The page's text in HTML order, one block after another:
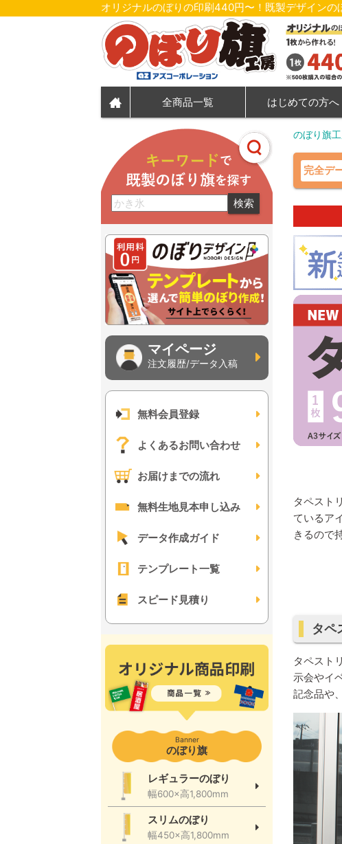
オリジナルのぼりの印刷440円〜！既製デザインの
全商品一覧 はじめての方へ
検索
マイページ
注文履歴/データ入稿
無料会員登録
よくあるお問い合わせ
お届けまでの流れ
無料生地見本申し込み
データ作成ガイド
テンプレート一覧
スピード見積り
Banner
のぼり旗
レギュラーのぼり
幅600×高1,800mm
スリムのぼり
幅450×高1,800mm
のぼり旗
完全デ
タペスト
ているア
きるので
タペ
タペスト
示会やイ
記念品や